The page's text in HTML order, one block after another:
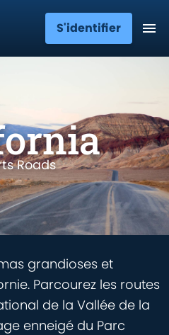
S'identifier
Roads
grandioses et
Parcourez les routes
de la Vallée de la
enneigé du Parc